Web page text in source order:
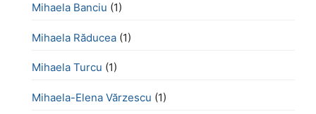
Mihaela Banciu (1)
Mihaela Răducea (1)
Mihaela Turcu (1)
Mihaela-Elena Vărzescu (1)